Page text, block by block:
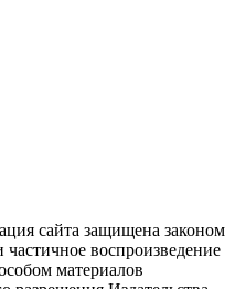
сайта защищена законом
воспроизведение
материалов